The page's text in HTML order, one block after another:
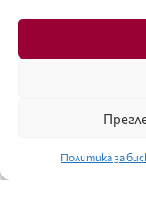
Политика за
„ОТВЪД